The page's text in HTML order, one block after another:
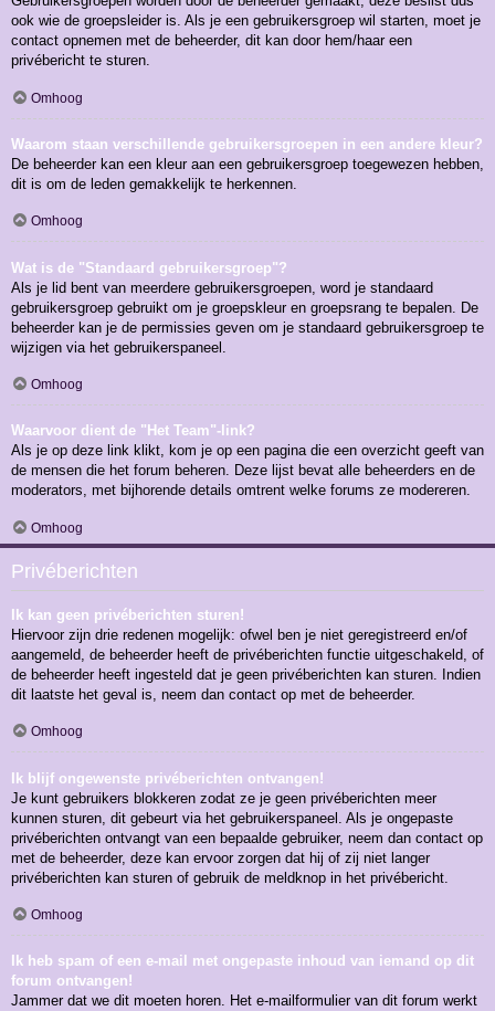
ook wie de groepsleider is. Als je een gebruikersgroep wil starten, moet je
contact opnemen met de beheerder, dit kan door hem/haar een
privébericht te sturen.
Omhoog
Waarom staan verschillende gebruikersgroepen in een andere kleur?
De beheerder kan een kleur aan een gebruikersgroep toegewezen hebben,
dit is om de leden gemakkelijk te herkennen.
Omhoog
Wat is de "Standaard gebruikersgroep"?
Als je lid bent van meerdere gebruikersgroepen, word je standaard
gebruikersgroep gebruikt om je groepskleur en groepsrang te bepalen. De
beheerder kan je de permissies geven om je standaard gebruikersgroep te
wijzigen via het gebruikerspaneel.
Omhoog
Waarvoor dient de "Het Team"-link?
Als je op deze link klikt, kom je op een pagina die een overzicht geeft van
de mensen die het forum beheren. Deze lijst bevat alle beheerders en de
moderators, met bijhorende details omtrent welke forums ze modereren.
Omhoog
Privéberichten
Ik kan geen privéberichten sturen!
Hiervoor zijn drie redenen mogelijk: ofwel ben je niet geregistreerd en/of
aangemeld, de beheerder heeft de privéberichten functie uitgeschakeld, of
de beheerder heeft ingesteld dat je geen privéberichten kan sturen. Indien
dit laatste het geval is, neem dan contact op met de beheerder.
Omhoog
Ik blijf ongewenste privéberichten ontvangen!
Je kunt gebruikers blokkeren zodat ze je geen privéberichten meer
kunnen sturen, dit gebeurt via het gebruikerspaneel. Als je ongepaste
privéberichten ontvangt van een bepaalde gebruiker, neem dan contact op
met de beheerder, deze kan ervoor zorgen dat hij of zij niet langer
privéberichten kan sturen of gebruik de meldknop in het privébericht.
Omhoog
Ik heb spam of een e-mail met ongepaste inhoud van iemand op dit
forum ontvangen!
Jammer dat we dit moeten horen. Het e-mailformulier van dit forum werkt